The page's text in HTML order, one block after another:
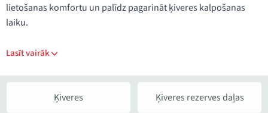
lietošanas komfortu un palīdz pagarināt ķiveres kalpošanas
laiku.
Lasīt vairāk
Ķiveres Ķiveres rezerves daļas